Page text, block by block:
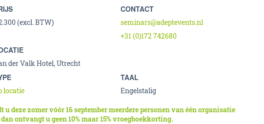
CONTACT
(excl. BTW)
seminars@adeptevents.nl
+31 (0)172 742680
der Valk Hotel, Utrecht
TAAL
locatie Engelstalig
deze zomer vóór 16 september meerdere personen van één organisatie
ontvangt u geen 10% maar 15% vroegboekkorting.